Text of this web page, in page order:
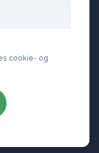
cookie- og